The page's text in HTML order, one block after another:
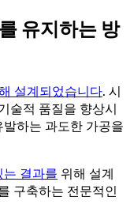
유지하는 방
설계되었습니다. 시
술적 품질을 향상시
하는 과도한 가공을
는 결과를 위해 설계
구축하는 전문적인